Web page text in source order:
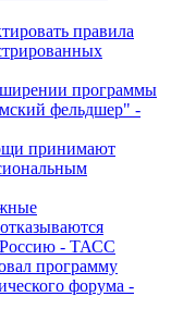
правила
программы
фельдшер" -
принимают
Россию - ТАСС
программу
форума -